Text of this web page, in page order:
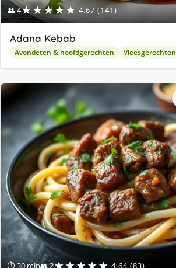
👥 4★★★★★ 4.67 (141)
Adana Kebab
Avondeten & hoofdgerechten Vleesgerechten
⏱ 30 min👥 2 4.64 (83)